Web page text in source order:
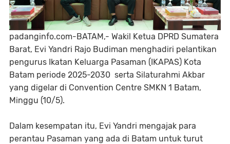
padanginfo.com-BATAM,- Wakil Ketua DPRD Sumatera
Barat, Evi Yandri Rajo Budiman menghadiri pelantikan
pengurus Ikatan Keluarga Pasaman (IKAPAS) Kota
Batam periode 2025-2030 serta Silaturahmi Akbar
yang digelar di Convention Centre SMKN 1 Batam,
Minggu (10/5).
Dalam kesempatan itu, Evi Yandri mengajak para
perantau Pasaman yang ada di Batam untuk turut